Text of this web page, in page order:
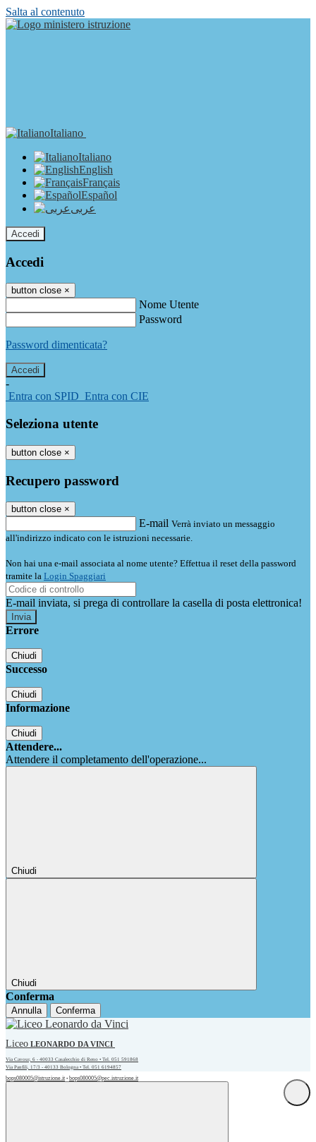
Salta al contenuto
Italiano
Italiano
English
Français
Español
عربى
Accedi
Accedi
button close ×
Nome Utente
Password
Password dimenticata?
-
Entra con SPID Entra con CIE
Seleziona utente
button close ×
Recupero password
button close ×
E-mail Verrà inviato un messaggio
all'indirizzo indicato con le istruzioni necessarie.
Non hai una e-mail associata al nome utente? Effettua il reset della password
tramite la Login Spaggiari
E-mail inviata, si prega di controllare la casella di posta elettronica!
Errore
Chiudi
Successo
Chiudi
Informazione
Chiudi
Attendere...
Attendere il completamento dell'operazione...
Chiudi
Chiudi
Conferma
Annulla Conferma
Liceo LEONARDO DA VINCI
Via Cavour, 6 - 40033 Casalecchio di Reno • Tel. 051 591868
Via Panfili, 17/3 - 40133 Bologna • Tel. 051 6194857
bops080005@istruzione.it • bops080005@pec.istruzione.it